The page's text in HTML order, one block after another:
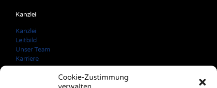
Cookie-Zustimmung
Kanzlei
Kanzlei
Leitbild
Unser Team
Karriere